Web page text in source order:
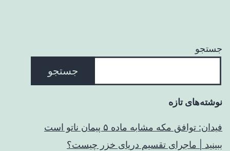
جستجو
جستجو
نوشته‌های تازه
فیدان: توافق مکه مشابه ماده ۵ پیمان ناتو است
ببینید | ماجرای تقسیم دریای خزر چیست؟